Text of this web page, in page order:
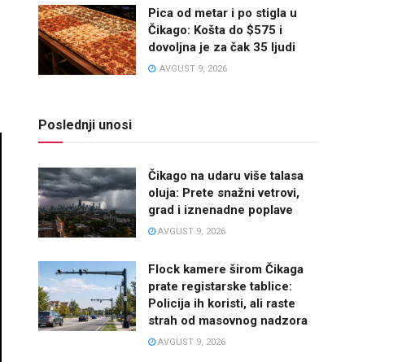
Pica od metar i po stigla u
Čikago: Košta do $575 i
dovoljna je za čak 35 ljudi
AVGUST 9, 2026
Poslednji unosi
Čikago na udaru više talasa
oluja: Prete snažni vetrovi,
grad i iznenadne poplave
AVGUST 9, 2026
Flock kamere širom Čikaga
prate registarske tablice:
Policija ih koristi, ali raste
strah od masovnog nadzora
AVGUST 9, 2026